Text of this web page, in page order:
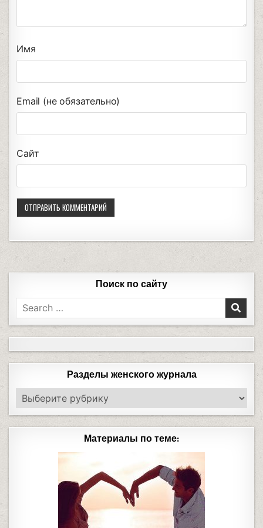
Имя
Email (не обязательно)
Сайт
Поиск по сайту
Разделы женского журнала
Материалы по теме: